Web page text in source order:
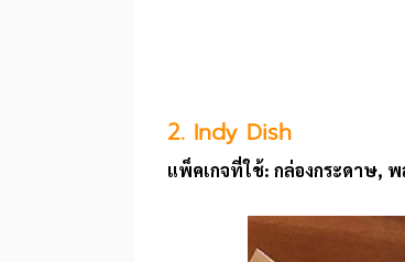
2. Indy Dish
แพ็คเกจที่ใช้: กล่องกระดาษ, พ